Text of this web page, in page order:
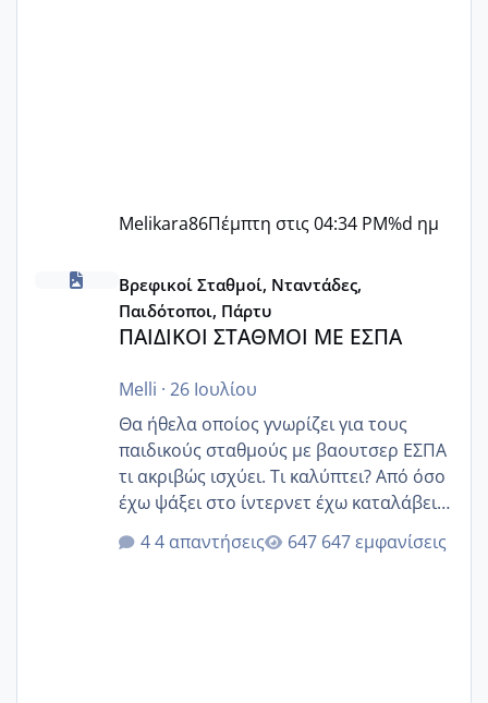
Melikara86Πέμπτη στις 04:34 PM%d ημ
ΠΑΙΔΙΚΟΙ ΣΤΑΘΜΟΙ ΜΕ ΕΣΠΑ
Βρεφικοί Σταθμοί, Νταντάδες,
Παιδότοποι, Πάρτυ
ΠΑΙΔΙΚΟΙ ΣΤΑΘΜΟΙ ΜΕ ΕΣΠΑ
Melli · 26 Ιουλίου
Θα ήθελα οποίος γνωρίζει για τους
παιδικούς σταθμούς με βαουτσερ ΕΣΠΑ
τι ακριβώς ισχύει. Τι καλύπτει? Από όσο
έχω ψάξει στο ίντερνετ έχω καταλάβει
ότι το βαουτσερ καλύπτει όλα τα
δίδακτρα και τα τροφεια του ιδιωτικού
4 απαντήσεις 647 εμφανίσεις